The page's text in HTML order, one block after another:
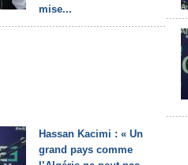
mise...
Hassan Kacimi : « Un
grand pays comme